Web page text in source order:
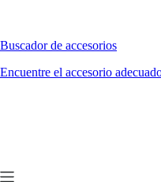
Buscador de accesorios
Encuentre el accesorio